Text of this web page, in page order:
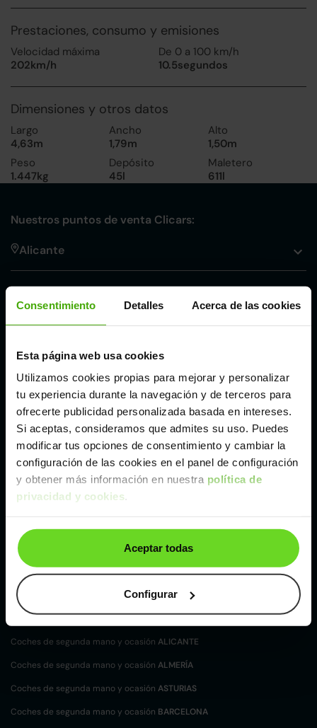
Consentimiento Detalles Acerca de las cookies
Esta página web usa cookies
Utilizamos cookies propias para mejorar y personalizar
tu experiencia durante la navegación y de terceros para
ofrecerte publicidad personalizada basada en intereses.
Si aceptas, consideramos que admites su uso. Puedes
modificar tus opciones de consentimiento y cambiar la
configuración de las cookies en el panel de configuración
y obtener más información en nuestra política de
privacidad y cookies.
Aceptar todas
Configurar
Prestaciones, consumo y emisiones
Velocidad máxima
202km/h
De 0 a 100 km/h
10.5segundos
Dimensiones y otros datos
Largo
4,63m
Ancho
1,79m
Alto
1,50m
Peso
1.447kg
Depósito
45l
Maletero
611l
Nuestros puntos de venta Clicars:
Alicante
Málaga
Valencia
Zaragoza
Volkswagen Golf de segunda mano y ocasión
Coches desegunda mano y ocasión por
localización
Coches de segunda mano y ocasiónALBACETE
Coches de segunda mano y ocasión ALICANTE
Coches de segunda mano y ocasión ALMERÍA
Coches de segunda mano y ocasión ASTURIAS
Coches de segunda mano y ocasión BARCELONA